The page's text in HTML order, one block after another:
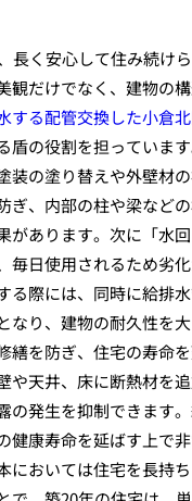
長く安心して住み続け
観だけでなく、建物の
する配管交換した小倉
盾の役割を担っていま
装の塗り替えや外壁材
、内部の柱や梁など
があります。次に「水
日使用されるため劣
る際には、同時に給排
なり、建物の耐久性を
繕を防ぎ、住宅の寿命
や天井、床に断熱材を
の発生を抑制できます
康寿命を延ばす上で
においては住宅を長持